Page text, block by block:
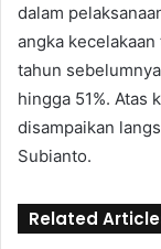
dalam
angka
tahun
hingga 51%. Atas
disampaikan
Subianto.
Related